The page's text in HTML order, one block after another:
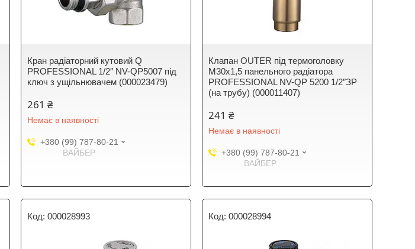
Кран радіаторний кутовий Q
PROFESSIONAL 1/2″ NV-QP5007 під
ключ з ущільнювачем (000023479)
261 ₴
Немає в наявності
+380 (99) 787-80-21
ВАЙБЕР
Клапан OUTER під термоголовку
М30x1,5 панельного радіатора
PROFESSIONAL NV-QP 5200 1/2″ЗР
(на трубу) (000011407)
241 ₴
Немає в наявності
+380 (99) 787-80-21
ВАЙБЕР
000028993 000028994